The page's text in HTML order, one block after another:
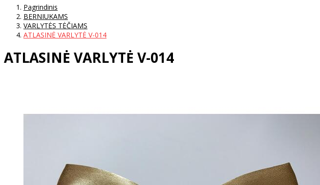
Pagrindinis
BERNIUKAMS
VARLYTĖS TĖČIAMS
ATLASINĖ VARLYTĖ V-014
ATLASINĖ VARLYTĖ V-014